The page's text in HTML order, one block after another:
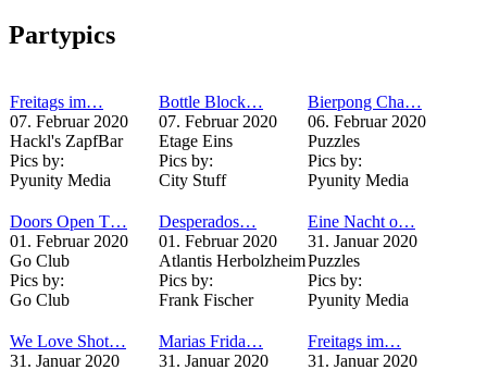
Partypics
Freitags im…
07. Februar 2020
Hackl's ZapfBar
Pics by:
Pyunity Media
Bottle Block…
07. Februar 2020
Etage Eins
Pics by:
City Stuff
Bierpong Cha…
06. Februar 2020
Puzzles
Pics by:
Pyunity Media
Doors Open T…
01. Februar 2020
Go Club
Pics by:
Go Club
Desperados…
01. Februar 2020
Atlantis Herbolzheim
Pics by:
Frank Fischer
Eine Nacht o…
31. Januar 2020
Puzzles
Pics by:
Pyunity Media
We Love Shot…
31. Januar 2020
Marias Frida…
31. Januar 2020
Freitags im…
31. Januar 2020